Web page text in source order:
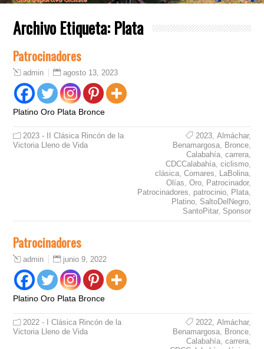
Archivo Etiqueta: Plata
Patrocinadores
admin agosto 13, 2023
Platino Oro Plata Bronce
2023 - II Clásica Rincón de la
Victoria Lleno de Vida
2023, Almáchar,
Benamargosa, Bronce,
Calabahía, carrera,
CDCCalabahía, ciclismo,
clásica, Comares LaBolina,
Olías Oro, Patrocinador,
Patrocinadores
patrocinio, Plata,
Platino, SaltoDelNegro,
SantoPitar, Sponsor
Patrocinadores
admin junio 9, 2022
Platino Oro Plata Bronce
2022 - I Clásica Rincón de la
Victoria Lleno de Vida
2022, Almáchar,
Benamargosa, Bronce,
Calabahía, carrera,